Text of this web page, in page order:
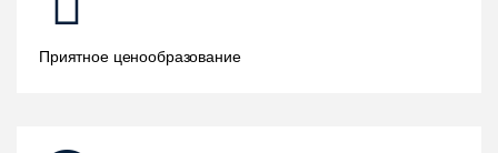
Приятное ценообразование